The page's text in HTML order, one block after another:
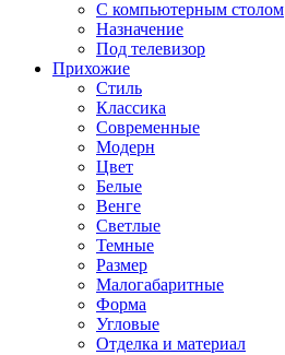
С компьютерным столом
Назначение
Под телевизор
Прихожие
Стиль
Классика
Современные
Модерн
Цвет
Белые
Венге
Светлые
Темные
Размер
Малогабаритные
Форма
Угловые
Отделка и материал